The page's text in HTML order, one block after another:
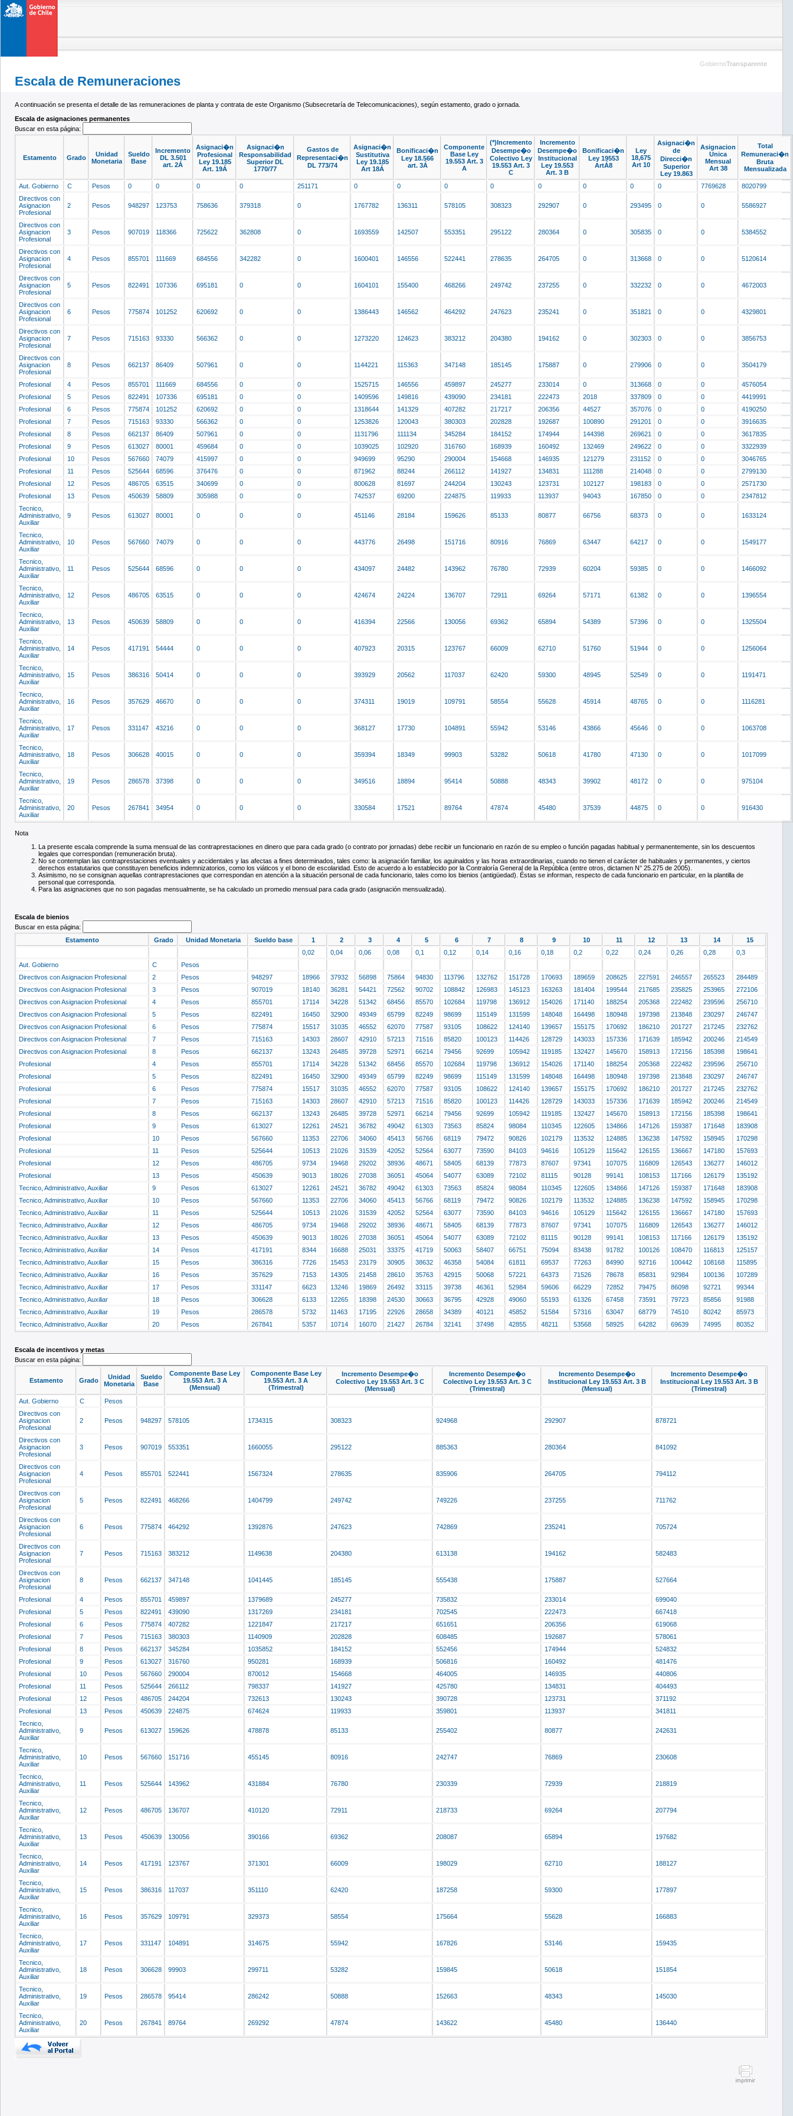
GobiernoTransparente
Escala de Remuneraciones
A continuación se presenta el detalle de las remuneraciones de planta y contrata de este Organismo (Subsecretaría de Telecomunicaciones), según estamento, grado o jornada.
Escala de asignaciones permanentes
Buscar en esta página:
Estamento Grado
Unidad
Monetaria
Sueldo
Base
Incremento
DL 3.501
art. 2Á
Asignaci�n
Profesional
Ley 19.185
Art. 19Á
Asignaci�n
Responsabilidad
Superior DL
1770/77
Gastos de
Representaci�n
DL 773/74
Asignaci�n
Sustitutiva
Ley 19.185
Art 18Á
Bonificaci�n
Ley 18.566
art. 3Á
Componente
Base Ley
19.553 Art. 3
A
(*)Incremento
Desempe�o
Colectivo Ley
19.553 Art. 3
C
Incremento
Desempe�o
Institucional
Ley 19.553
Art. 3 B
Bonificaci�n
Ley 19553
ArtÁ8
Ley
18,675
Art 10
Asignaci�n
de
Direcci�n
Superior
Ley 19.863
Asignacion
Unica
Mensual
Art 38
Total
Remuneraci�n
Bruta
Mensualizada
Aut. Gobierno C Pesos 0 0 0 0 251171 0 0 0 0 0 0 0 0 7769628
8020799
Directivos con
Asignacion
Profesional
2 Pesos 948297 123753 758636 379318 0 1767782 136311 578105 308323 292907 0 293495 0 0 5586927
Directivos con
Asignacion
Profesional
3 Pesos 907019 118366 725622 362808 0 1693559 142507 553351 295122 280364 0 305835 0 0 5384552
Directivos con
Asignacion
Profesional
4 Pesos 855701 111669 684556 342282 0 1600401 146556 522441 278635 264705 0 313668 0 0 5120614
Directivos con
Asignacion
Profesional
5 Pesos 822491 107336 695181 0 0 1604101 155400 468266 249742 237255 0 332232 0 0 4672003
Directivos con
Asignacion
Profesional
6 Pesos 775874 101252 620692 0 0 1386443 146562 464292 247623 235241 0 351821 0 0 4329801
Directivos con
Asignacion
Profesional
7 Pesos 715163 93330 566362 0 0 1273220 124623 383212 204380 194162 0 302303 0 0 3856753
Directivos con
Asignacion
Profesional
8 Pesos 662137 86409 507961 0 0 1144221 115363 347148 185145 175887 0 279906 0 0 3504179
Profesional 4 Pesos 855701 111669 684556 0 0 1525715 146556 459897 245277 233014 0 313668 0 0
4576054
Profesional
5 Pesos 822491 107336 695181 0 0 1409596 149816 439090 234181 222473 2018 337809 0 0
4419991
Profesional
6 Pesos 775874 101252 620692 0 0 1318644 141329 407282 217217 206356 44527 357076 0 0
4190250
Profesional
7 Pesos 715163 93330 566362 0 0 1253826 120043 380303 202828 192687 100890 291201 0 0
3916635
Profesional
8 Pesos 662137 86409 507961 0 0 1131796 111134 345284 184152 174944 144398 269621 0 0
3617835
Profesional
9 Pesos 613027 80001 459684 0 0 1039025 102920 316760 168939 160492 132469 249622 0 0
3322939
Profesional
10 Pesos 567660 74079 415997 0 0 949699 95290 290004 154668 146935 121279 231152 0 0
3046765
Profesional
11 Pesos 525644 68596 376476 0 0 871962 88244 266112 141927 134831 111288 214048 0 0
2799130
Profesional
12 Pesos 486705 63515 340699 0 0 800628 81697 244204 130243 123731 102127 198183 0 0
2571730
Profesional
13 Pesos 450639 58809 305988 0 0 742537 69200 224875 119933 113937 94043 167850 0 0
2347812
Tecnico,
Administrativo,
Auxiliar
9 Pesos 613027 80001 0 0 0 451146 28184 159626 85133 80877 66756 68373 0 0 1633124
Tecnico,
Administrativo,
Auxiliar
10 Pesos 567660 74079 0 0 0 443776 26498 151716 80916 76869 63447 64217 0 0 1549177
Tecnico,
Administrativo,
Auxiliar
11 Pesos 525644 68596 0 0 0 434097 24482 143962 76780 72939 60204 59385 0 0 1466092
Tecnico,
Administrativo,
Auxiliar
12 Pesos 486705 63515 0 0 0 424674 24224 136707 72911 69264 57171 61382 0 0 1396554
Tecnico,
Administrativo,
Auxiliar
13 Pesos 450639 58809 0 0 0 416394 22566 130056 69362 65894 54389 57396 0 0 1325504
Tecnico,
Administrativo,
Auxiliar
14 Pesos 417191 54444 0 0 0 407923 20315 123767 66009 62710 51760 51944 0 0 1256064
Tecnico,
Administrativo,
Auxiliar
15 Pesos 386316 50414 0 0 0 393929 20562 117037 62420 59300 48945 52549 0 0 1191471
Tecnico,
Administrativo,
Auxiliar
16 Pesos 357629 46670 0 0 0 374311 19019 109791 58554 55628 45914 48765 0 0 1116281
Tecnico,
Administrativo,
Auxiliar
17 Pesos 331147 43216 0 0 0 368127 17730 104891 55942 53146 43866 45646 0 0 1063708
Tecnico,
Administrativo,
Auxiliar
18 Pesos 306628 40015 0 0 0 359394 18349 99903 53282 50618 41780 47130 0 0 1017099
Tecnico,
Administrativo,
Auxiliar
19 Pesos 286578 37398 0 0 0 349516 18894 95414 50888 48343 39902 48172 0 0 975104
Tecnico,
Administrativo,
Auxiliar
20 Pesos 267841 34954 0 0 0 330584 17521 89764 47874 45480 37539 44875 0 0 916430
Nota
La presente escala comprende la suma mensual de las contraprestaciones en dinero que para cada grado (o contrato por jornadas) debe recibir un funcionario en razón de su empleo o función pagadas habitual y permanentemente, sin los descuentos
legales que correspondan (remuneración bruta).
No se contemplan las contraprestaciones eventuales y accidentales y las afectas a fines determinados, tales como: la asignación familiar, los aguinaldos y las horas extraordinarias, cuando no tienen el carácter de habituales y permanentes, y ciertos
derechos estatutarios que constituyen beneficios indemnizatorios, como los viáticos y el bono de escolaridad. Esto de acuerdo a lo establecido por la Contraloría General de la República (entre otros, dictamen N° 25.275 de 2005).
Asimismo, no se consignan aquellas contraprestaciones que correspondan en atención a la situación personal de cada funcionario, tales como los bienios (antigüedad). Éstas se informan, respecto de cada funcionario en particular, en la plantilla de
personal que corresponda.
Para las asignaciones que no son pagadas mensualmente, se ha calculado un promedio mensual para cada grado (asignación mensualizada).
Escala de bienios
Buscar en esta página:
Estamento
Grado Unidad Monetaria Sueldo base 1 2 3 4 5 6 7 8 9 10 11 12 13 14
15
0,02
0,04 0,06 0,08 0,1 0,12 0,14 0,16 0,18 0,2 0,22 0,24 0,26 0,28
0,3
Aut. Gobierno
C
Pesos
Directivos con Asignacion Profesional
2 Pesos 948297 18966 37932 56898 75864 94830 113796 132762 151728 170693 189659 208625 227591 246557 265523
284489
Directivos con Asignacion Profesional
3 Pesos 907019 18140 36281 54421 72562 90702 108842 126983 145123 163263 181404 199544 217685 235825 253965
272106
Directivos con Asignacion Profesional
4 Pesos 855701 17114 34228 51342 68456 85570 102684 119798 136912 154026 171140 188254 205368 222482 239596
256710
Directivos con Asignacion Profesional
5 Pesos 822491 16450 32900 49349 65799 82249 98699 115149 131599 148048 164498 180948 197398 213848 230297
246747
Directivos con Asignacion Profesional
6 Pesos 775874 15517 31035 46552 62070 77587 93105 108622 124140 139657 155175 170692 186210 201727 217245
232762
Directivos con Asignacion Profesional
7 Pesos 715163 14303 28607 42910 57213 71516 85820 100123 114426 128729 143033 157336 171639 185942 200246
214549
Directivos con Asignacion Profesional
8 Pesos 662137 13243 26485 39728 52971 66214 79456 92699 105942 119185 132427 145670 158913 172156 185398
198641
Profesional
4 Pesos 855701 17114 34228 51342 68456 85570 102684 119798 136912 154026 171140 188254 205368 222482 239596
256710
Profesional
5 Pesos 822491 16450 32900 49349 65799 82249 98699 115149 131599 148048 164498 180948 197398 213848 230297
246747
Profesional
6 Pesos 775874 15517 31035 46552 62070 77587 93105 108622 124140 139657 155175 170692 186210 201727 217245
232762
Profesional
7 Pesos 715163 14303 28607 42910 57213 71516 85820 100123 114426 128729 143033 157336 171639 185942 200246
214549
Profesional
8 Pesos 662137 13243 26485 39728 52971 66214 79456 92699 105942 119185 132427 145670 158913 172156 185398
198641
Profesional
9 Pesos 613027 12261 24521 36782 49042 61303 73563 85824 98084 110345 122605 134866 147126 159387 171648
183908
Profesional
10 Pesos 567660 11353 22706 34060 45413 56766 68119 79472 90826 102179 113532 124885 136238 147592 158945
170298
Profesional
11 Pesos 525644 10513 21026 31539 42052 52564 63077 73590 84103 94616 105129 115642 126155 136667 147180
157693
Profesional
12 Pesos 486705 9734 19468 29202 38936 48671 58405 68139 77873 87607 97341 107075 116809 126543 136277
146012
Profesional
13 Pesos 450639 9013 18026 27038 36051 45064 54077 63089 72102 81115 90128 99141 108153 117166 126179
135192
Tecnico, Administrativo, Auxiliar
9 Pesos 613027 12261 24521 36782 49042 61303 73563 85824 98084 110345 122605 134866 147126 159387 171648
183908
Tecnico, Administrativo, Auxiliar
10 Pesos 567660 11353 22706 34060 45413 56766 68119 79472 90826 102179 113532 124885 136238 147592 158945
170298
Tecnico, Administrativo, Auxiliar
11 Pesos 525644 10513 21026 31539 42052 52564 63077 73590 84103 94616 105129 115642 126155 136667 147180
157693
Tecnico, Administrativo, Auxiliar
12 Pesos 486705 9734 19468 29202 38936 48671 58405 68139 77873 87607 97341 107075 116809 126543 136277
146012
Tecnico, Administrativo, Auxiliar
13 Pesos 450639 9013 18026 27038 36051 45064 54077 63089 72102 81115 90128 99141 108153 117166 126179
135192
Tecnico, Administrativo, Auxiliar
14 Pesos 417191 8344 16688 25031 33375 41719 50063 58407 66751 75094 83438 91782 100126 108470 116813
125157
Tecnico, Administrativo, Auxiliar
15 Pesos 386316 7726 15453 23179 30905 38632 46358 54084 61811 69537 77263 84990 92716 100442 108168
115895
Tecnico, Administrativo, Auxiliar
16 Pesos 357629 7153 14305 21458 28610 35763 42915 50068 57221 64373 71526 78678 85831 92984 100136
107289
Tecnico, Administrativo, Auxiliar
17 Pesos 331147 6623 13246 19869 26492 33115 39738 46361 52984 59606 66229 72852 79475 86098 92721
99344
Tecnico, Administrativo, Auxiliar
18 Pesos 306628 6133 12265 18398 24530 30663 36795 42928 49060 55193 61326 67458 73591 79723 85856
91988
Tecnico, Administrativo, Auxiliar
19 Pesos 286578 5732 11463 17195 22926 28658 34389 40121 45852 51584 57316 63047 68779 74510 80242
85973
Tecnico, Administrativo, Auxiliar
20 Pesos 267841 5357 10714 16070 21427 26784 32141 37498 42855 48211 53568 58925 64282 69639 74995 80352
Escala de incentivos y metas
Buscar en esta página:
Estamento Grado
Unidad
Monetaria
Sueldo
Base
Componente Base Ley
19.553 Art. 3 A
(Mensual)
Componente Base Ley
19.553 Art. 3 A
(Trimestral)
Incremento Desempe�o
Colectivo Ley 19.553 Art. 3 C
(Mensual)
Incremento Desempe�o
Colectivo Ley 19.553 Art. 3 C
(Trimestral)
Incremento Desempe�o
Institucional Ley 19.553 Art. 3 B
(Mensual)
Incremento Desempe�o
Institucional Ley 19.553 Art. 3 B
(Trimestral)
Aut. Gobierno
C
Pesos
Directivos con
Asignacion
Profesional
2 Pesos 948297 578105 1734315 308323 924968 292907 878721
Directivos con
Asignacion
Profesional
3 Pesos 907019 553351 1660055 295122 885363 280364 841092
Directivos con
Asignacion
Profesional
4 Pesos 855701 522441 1567324 278635 835906 264705 794112
Directivos con
Asignacion
Profesional
5 Pesos 822491 468266 1404799 249742 749226 237255 711762
Directivos con
Asignacion
Profesional
6 Pesos 775874 464292 1392876 247623 742869 235241 705724
Directivos con
Asignacion
Profesional
7 Pesos 715163 383212 1149638 204380 613138 194162 582483
Directivos con
Asignacion
Profesional
8 Pesos 662137 347148 1041445 185145 555438 175887 527664
Profesional 4 Pesos 855701 459897 1379689 245277 735832 233014
699040
Profesional
5 Pesos 822491 439090 1317269 234181 702545 222473
667418
Profesional
6 Pesos 775874 407282 1221847 217217 651651 206356
619068
Profesional
7 Pesos 715163 380303 1140909 202828 608485 192687
578061
Profesional
8 Pesos 662137 345284 1035852 184152 552456 174944
524832
Profesional
9 Pesos 613027 316760 950281 168939 506816 160492
481476
Profesional
10 Pesos 567660 290004 870012 154668 464005 146935
440806
Profesional
11 Pesos 525644 266112 798337 141927 425780 134831
404493
Profesional
12 Pesos 486705 244204 732613 130243 390728 123731
371192
Profesional
13 Pesos 450639 224875 674624 119933 359801 113937
341811
Tecnico,
Administrativo,
Auxiliar
9 Pesos 613027 159626 478878 85133 255402 80877 242631
Tecnico,
Administrativo,
Auxiliar
10 Pesos 567660 151716 455145 80916 242747 76869 230608
Tecnico,
Administrativo,
Auxiliar
11 Pesos 525644 143962 431884 76780 230339 72939 218819
Tecnico,
Administrativo,
Auxiliar
12 Pesos 486705 136707 410120 72911 218733 69264 207794
Tecnico,
Administrativo,
Auxiliar
13 Pesos 450639 130056 390166 69362 208087 65894 197682
Tecnico,
Administrativo,
Auxiliar
14 Pesos 417191 123767 371301 66009 198029 62710 188127
Tecnico,
Administrativo,
Auxiliar
15 Pesos 386316 117037 351110 62420 187258 59300 177897
Tecnico,
Administrativo,
Auxiliar
16 Pesos 357629 109791 329373 58554 175664 55628 166883
Tecnico,
Administrativo,
Auxiliar
17 Pesos 331147 104891 314675 55942 167826 53146 159435
Tecnico,
Administrativo,
Auxiliar
18 Pesos 306628 99903 299711 53282 159845 50618 151854
Tecnico,
Administrativo,
Auxiliar
19 Pesos 286578 95414 286242 50888 152663 48343 145030
Tecnico,
Administrativo,
Auxiliar
20 Pesos 267841 89764 269292 47874 143622 45480 136440